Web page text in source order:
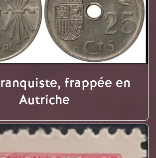
frappée en
Autriche